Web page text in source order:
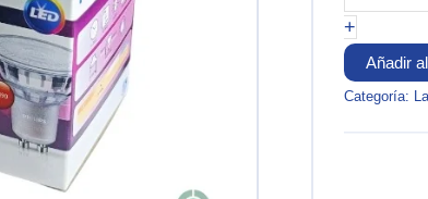
DIMMABLE
7W
2700K
220-
240V
+
Añadir
Categoría: